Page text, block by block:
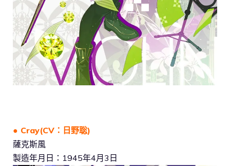
● Cray(CV：日野聡)
薩克斯風
製造年月日：1945年4月3日